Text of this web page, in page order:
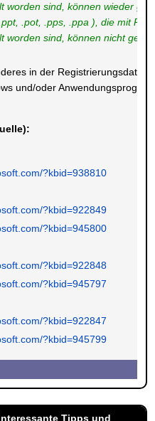
worden sind, können wieder
.pot, .pps, .ppa ), die mit
worden sind, können nicht
in der Registrierungsdatei.
und/oder
?kbid=938810
?kbid=922849
?kbid=945800
?kbid=922848
?kbid=945797
?kbid=922847
?kbid=945799
Tipps und